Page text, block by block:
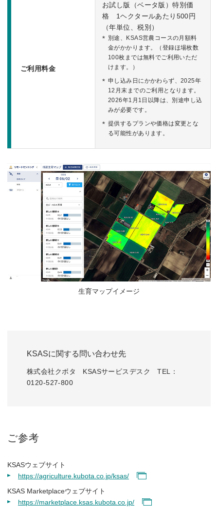
ご利用料金
お試し版（ベータ版）特別価
格 1ヘクタールあたり500円
（年単位、税別）
別途、KSAS営農コースの月額料
金がかかります。（登録ほ場枚数
100枚までは無料でご利用いただ
けます。）
申し込み日にかかわらず、2025年
12月末までのご利用となります。
2026年1月1日以降は、別途申し込
みが必要です。
提供するプランや価格は変更とな
る可能性があります。
生育マップイメージ
KSASに関する問い合わせ先
株式会社クボタ KSASサービスデスク TEL：
0120-527-800
ご参考
KSASウェブサイト
https://agriculture.kubota.co.jp/ksas/
KSAS Marketplaceウェブサイト
https://marketplace.ksas.kubota.co.jp/